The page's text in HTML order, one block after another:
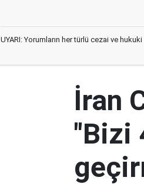
UYARI: Yorumların her türlü cezai ve
İran
"Bizi